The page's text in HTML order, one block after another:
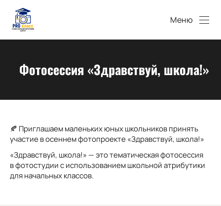
Меню
Фотосессия «Здравствуй, школа!»
🍂 Приглашаем маленьких юных школьников принять
участие в осеннем фотопроекте «Здравствуй, школа!»
«Здравствуй, школа!» — это тематическая фотосессия
в фотостудии с использованием школьной атрибутики
для начальных классов.